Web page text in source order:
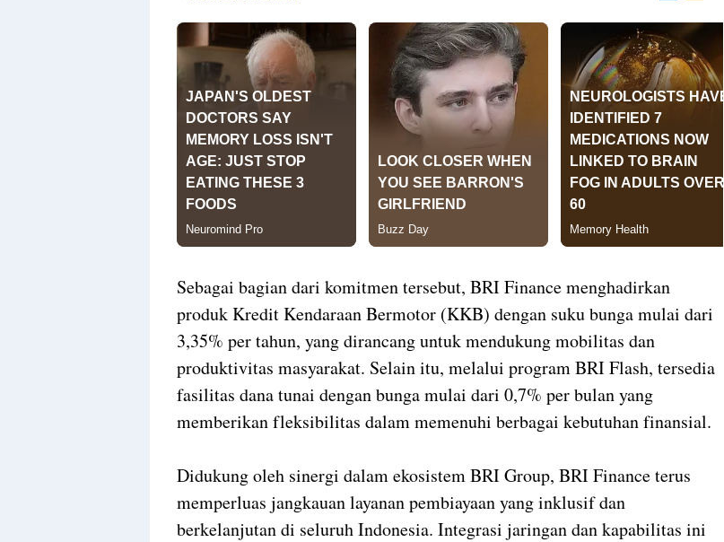
Sebagai bagian dari komitmen tersebut, BRI Finance menghadirkan
produk Kredit Kendaraan Bermotor (KKB) dengan suku bunga mulai dari
3,35% per tahun, yang dirancang untuk mendukung mobilitas dan
produktivitas masyarakat. Selain itu, melalui program BRI Flash, tersedia
fasilitas dana tunai dengan bunga mulai dari 0,7% per bulan yang
memberikan fleksibilitas dalam memenuhi berbagai kebutuhan finansial.
Didukung oleh sinergi dalam ekosistem BRI Group, BRI Finance terus
memperluas jangkauan layanan pembiayaan yang inklusif dan
berkelanjutan di seluruh Indonesia. Integrasi jaringan dan kapabilitas ini